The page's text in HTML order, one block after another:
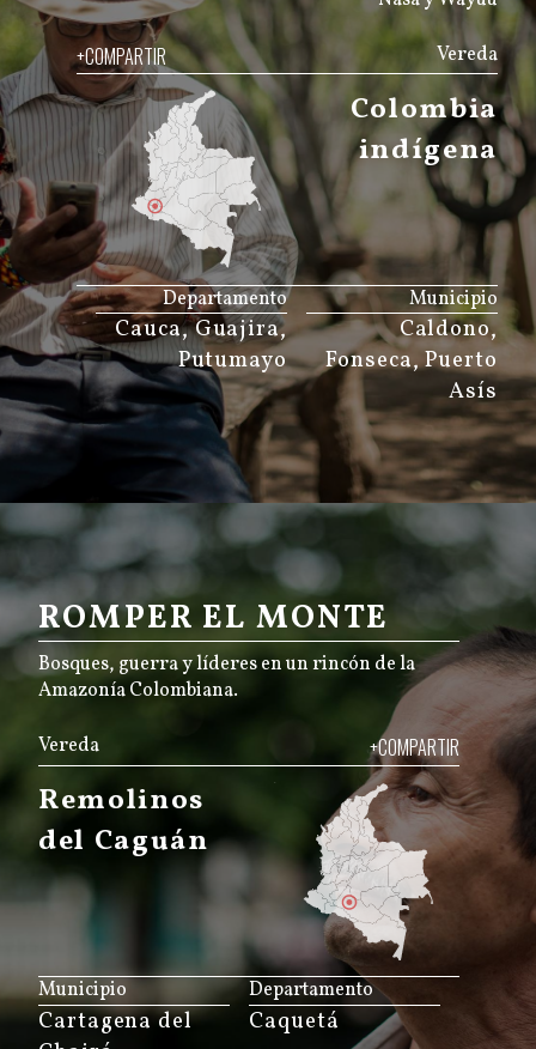
Vereda
+COMPARTIR
Colombia
indígena
JS map by amCharts
Municipio
Caldono,
Fonseca, Puerto
Asís
Departamento
Cauca, Guajira,
Putumayo
ROMPER EL MONTE
Bosques, guerra y líderes en un rincón de la
Amazonía Colombiana.
Vereda +COMPARTIR
Remolinos
del Caguán
JS map by amCharts
Municipio
Cartagena del
Departamento
Caquetá